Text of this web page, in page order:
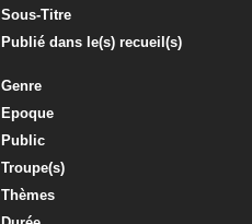
Sous-Titre
Publié dans le(s) recueil(s)
Genre
Epoque
Public
Troupe(s)
Thèmes